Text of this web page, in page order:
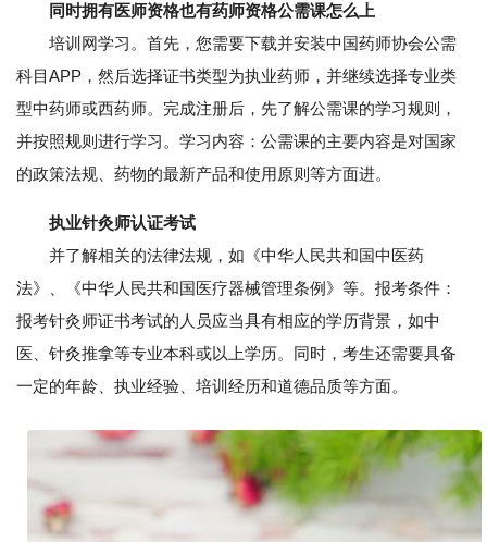
同时拥有医师资格也有药师资格公需课怎么上
培训网学习。首先，您需要下载并安装中国药师协会公需
科目APP，然后选择证书类型为执业药师，并继续选择专业类
型中药师或西药师。完成注册后，先了解公需课的学习规则，
并按照规则进行学习。学习内容：公需课的主要内容是对国家
的政策法规、药物的最新产品和使用原则等方面进。
执业针灸师认证考试
并了解相关的法律法规，如《中华人民共和国中医药
法》、《中华人民共和国医疗器械管理条例》等。报考条件：
报考针灸师证书考试的人员应当具有相应的学历背景，如中
医、针灸推拿等专业本科或以上学历。同时，考生还需要具备
一定的年龄、执业经验、培训经历和道德品质等方面。